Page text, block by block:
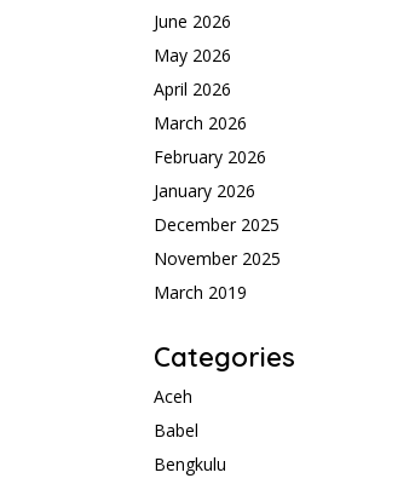
June 2026
May 2026
April 2026
March 2026
February 2026
January 2026
December 2025
November 2025
March 2019
Categories
Aceh
Babel
Bengkulu